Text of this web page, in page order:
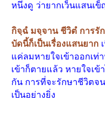
หนึ่งดู ว่ายากเว็นแสนเ
กิจฺฉํ มจฺจาน ชีวิตํ การรั
บัดนี้ก็เป็นเรื่องแสนยาก
แค่ลมหายใจเข้าออกเท่
เข้าก็ตายแล้ว หายใจเ
กัน การที่จะรักษาชีวิตจ
เป็นอย่างยิ่ง